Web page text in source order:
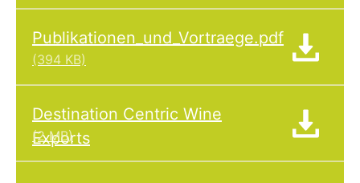
Publikationen_und_Vortraege.pdf
(394 KB)
Destination Centric Wine
Exports
(2 MB)